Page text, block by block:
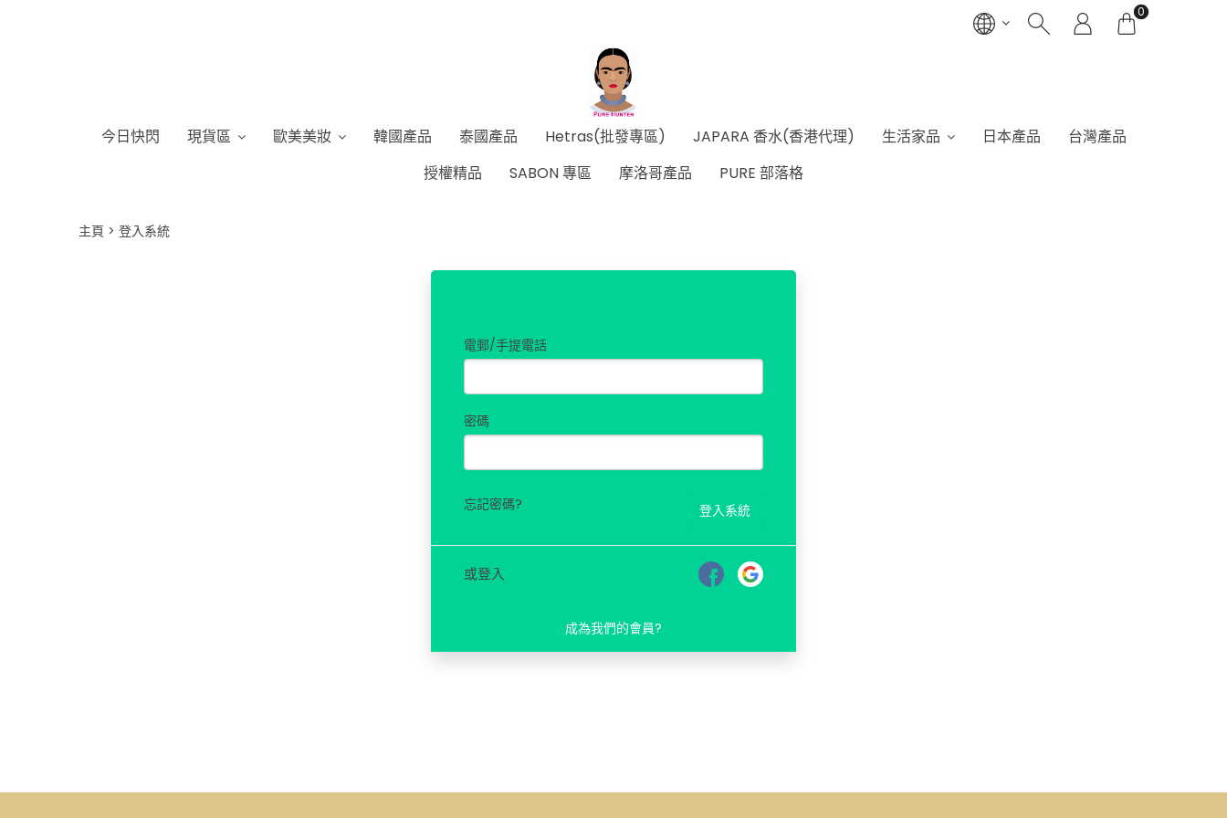
0
今日快閃 現貨區 歐美美妝 韓國產品 泰國產品 Hetras(批發專區) JAPARA 香水(香港代理) 生活家品 日本產品
台灣產品
授權精品
SABON 專區 摩洛哥產品 PURE 部落格
主頁 登入系統
電郵/手提電話
密碼
忘記密碼? 登入系統
或登入
成為我們的會員?